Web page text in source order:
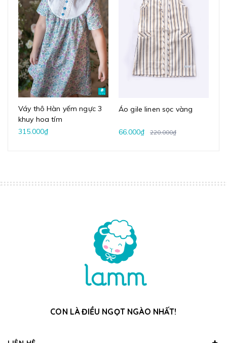
Váy thô Hàn yếm ngực 3
khuy hoa tím
315.000₫
Áo gile linen sọc vàng
66.000₫ 220.000₫
CON LÀ ĐIỀU NGỌT NGÀO NHẤT!